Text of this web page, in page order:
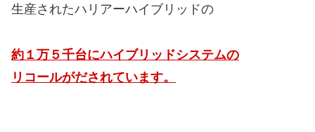
生産されたハリアーハイブリッドの
約１万５千台にハイブリッドシステムの
リコールがだされています。